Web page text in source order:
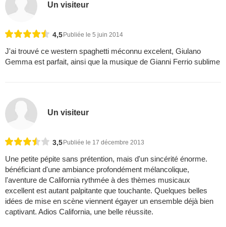
Un visiteur
4,5Publiée le 5 juin 2014
J'ai trouvé ce western spaghetti méconnu excelent, Giulano
Gemma est parfait, ainsi que la musique de Gianni Ferrio sublime
Un visiteur
3,5 Publiée le 17 décembre 2013
Une petite pépite sans prétention, mais d'un sincérité énorme.
bénéficiant d'une ambiance profondément mélancolique,
l'aventure de California rythmée à des thèmes musicaux
excellent est autant palpitante que touchante. Quelques belles
idées de mise en scène viennent égayer un ensemble déjà bien
captivant. Adios California, une belle réussite.